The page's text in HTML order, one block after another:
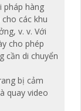
pháp hàng
các khu
v. v. Với
cho phép
cần di chuyển
bị cảm
quay video